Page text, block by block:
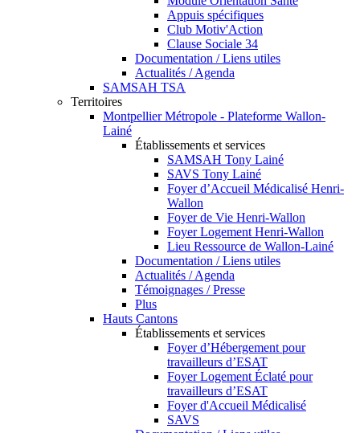
Appuis spécifiques
Club Motiv'Action
Clause Sociale 34
Documentation / Liens utiles
Actualités / Agenda
SAMSAH TSA
Territoires
Montpellier Métropole - Plateforme Wallon-
Lainé
Établissements et services
SAMSAH Tony Lainé
SAVS Tony Lainé
Foyer d’Accueil Médicalisé Henri-
Wallon
Foyer de Vie Henri-Wallon
Foyer Logement Henri-Wallon
Lieu Ressource de Wallon-Lainé
Documentation / Liens utiles
Actualités / Agenda
Témoignages / Presse
Plus
Hauts Cantons
Établissements et services
Foyer d’Hébergement pour
travailleurs d’ESAT
Foyer Logement Éclaté pour
travailleurs d’ESAT
Foyer d'Accueil Médicalisé
SAVS